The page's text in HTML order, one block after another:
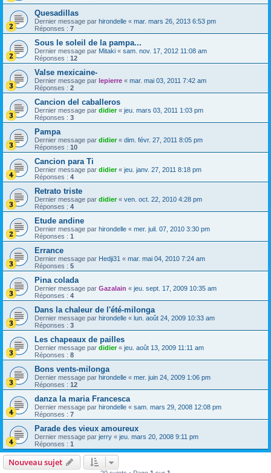
Quesadillas
Dernier message par hirondelle « mar. mars 26, 2013 6:53 pm
Réponses : 7
Sous le soleil de la pampa...
Dernier message par Mitaki « sam. nov. 17, 2012 11:08 am
Réponses : 12
Valse mexicaine-
Dernier message par lepierre « mar. mai 03, 2011 7:42 am
Réponses : 2
Cancion del caballeros
Dernier message par didier« jeu. mars 03, 2011 1:03 pm
Réponses : 3
Pampa
Dernier message par didier« dim. févr. 27, 2011 8:05 pm
Réponses : 10
Cancion para Ti
Dernier message par didier« jeu. janv. 27, 2011 8:18 pm
Réponses : 4
Retrato triste
Dernier message par didier« ven. oct. 22, 2010 4:28 pm
Réponses : 4
Etude andine
Dernier message par hirondelle « mer. juil. 07, 2010 3:30 pm
Réponses : 1
Errance
Dernier message par Hedji31 « mar. mai 04, 2010 7:24 am
Réponses : 5
Pina colada
Dernier message par Gazalain « jeu. sept. 17, 2009 10:35 am
Réponses : 4
Dans la chaleur de l'été-milonga
Dernier message par hirondelle « lun. août 24, 2009 10:33 am
Réponses : 3
Les chapeaux de pailles
Dernier message par didier« jeu. août 13, 2009 11:11 am
Réponses : 8
Bons vents-milonga
Dernier message par hirondelle « mer. juin 24, 2009 1:06 pm
Réponses : 12
danza la maria Francesca
Dernier message par hirondelle « sam. mars 29, 2008 12:08 pm
Réponses : 7
Parade des vieux amoureux
Dernier message par jerry « jeu. mars 20, 2008 9:11 pm
Réponses : 1
Nouveau sujet